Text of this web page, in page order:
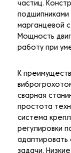
частиц.
марганцевой
Мощность
работу при
К
сварная
простота
система
регулировки
задачи.